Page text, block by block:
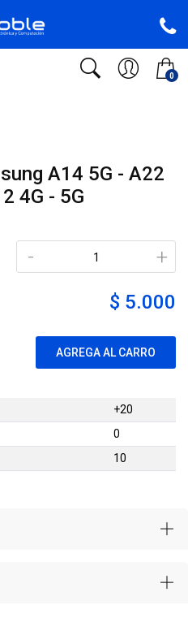
0
A14 5G - A22
4G - 5G
+
-
$ 5.000
AGREGA AL CARRO
+20
0
10